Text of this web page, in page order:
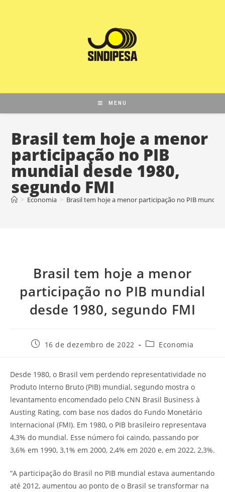
MENU
Brasil tem hoje a menor
participação no PIB
mundial desde 1980,
segundo FMI
> Economia > Brasil tem hoje a menor participação no PIB mundial
Brasil tem hoje a menor
participação no PIB mundial
desde 1980, segundo FMI
16 de dezembro de 2022 Economia
Desde 1980, o Brasil vem perdendo representatividade no
Produto Interno Bruto (PIB) mundial, segundo mostra o
levantamento encomendado pelo CNN Brasil Business à
Austing Rating, com base nos dados do Fundo Monetário
Internacional (FMI). Em 1980, o PIB brasileiro representava
4,3% do mundial. Esse número foi caindo, passando por
3,6% em 1990, 3,1% em 2000, 2,4% em 2020 e, em 2022, 2,3%.
“A participação do Brasil no PIB mundial estava aumentando
até 2012, aumentou ao ponto de o Brasil se transformar na